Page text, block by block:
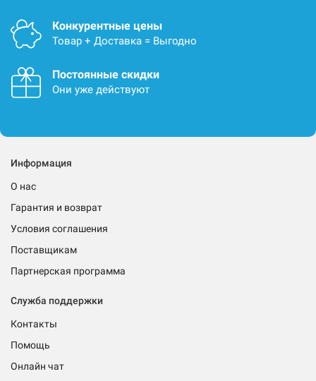
Конкурентные цены
Товар + Доставка = Выгодно
Постоянные скидки
Они уже действуют
Информация
О нас
Гарантия и возврат
Условия соглашения
Поставщикам
Партнерская программа
Служба поддержки
Контакты
Помощь
Онлайн чат